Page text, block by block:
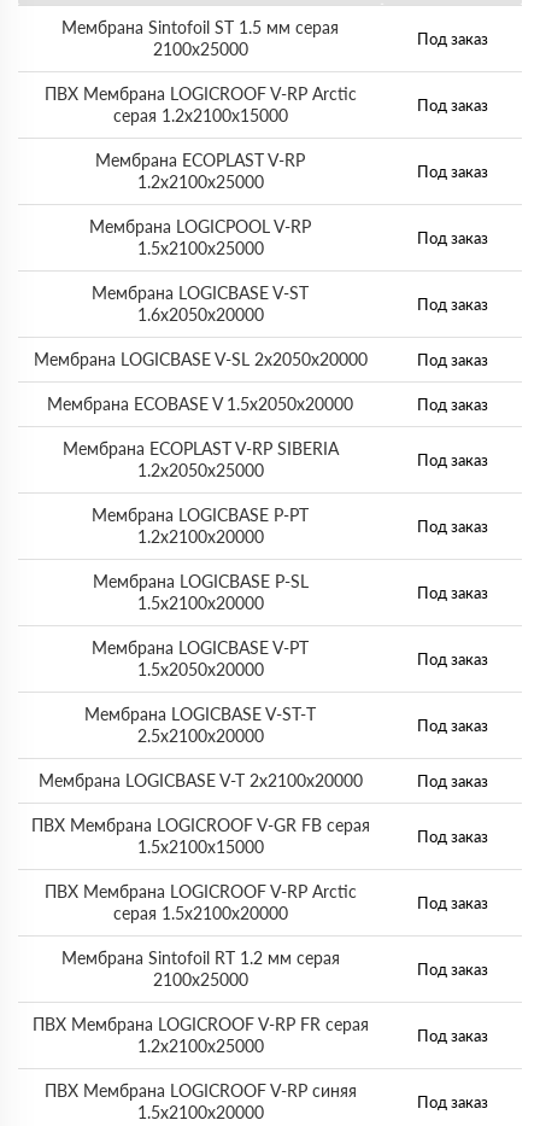
Мембрана Sintofoil ST 1.5 мм серая
2100х25000
Под заказ
ПВХ Мембрана LOGICROOF V-RP Arctic
серая 1.2х2100х15000
Под заказ
Мембрана ECOPLAST V-RP
1.2х2100х25000
Под заказ
Мембрана LOGICPOOL V-RP
1.5х2100х25000
Под заказ
Мембрана LOGICBASE V-ST
1.6х2050х20000
Под заказ
Мембрана LOGICBASE V-SL 2х2050х20000 Под заказ
Мембрана ECOBASE V 1.5х2050х20000 Под заказ
Мембрана ECOPLAST V-RP SIBERIA
1.2х2050х25000
Под заказ
Мембрана LOGICBASE P-PT
1.2х2100х20000
Под заказ
Мембрана LOGICBASE P-SL
1.5х2100х20000
Под заказ
Мембрана LOGICBASE V-PT
1.5х2050х20000
Под заказ
Мембрана LOGICBASE V-ST-Т
2.5х2100х20000
Под заказ
Мембрана LOGICBASE V-T 2х2100х20000 Под заказ
ПВХ Мембрана LOGICROOF V-GR FB серая
1.5х2100х15000
Под заказ
ПВХ Мембрана LOGICROOF V-RP Arctic
серая 1.5х2100х20000
Под заказ
Мембрана Sintofoil RT 1.2 мм серая
2100х25000
Под заказ
ПВХ Мембрана LOGICROOF V-RP FR серая
1.2х2100х25000
Под заказ
ПВХ Мембрана LOGICROOF V-RP синяя
1.5х2100х20000
Под заказ